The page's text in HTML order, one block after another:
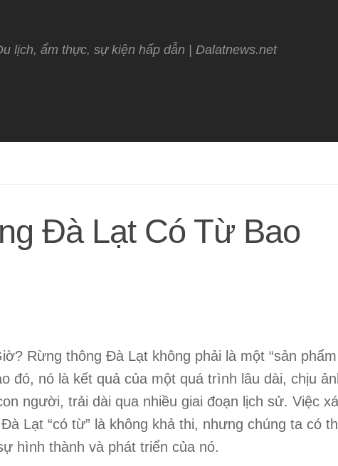
lịch, ẩm thực, sự kiện hấp dẫn | Dalatnews.net
Đà Lạt Có Từ Bao
Rừng thông Đà Lạt không phải là một “sản
đó, nó là kết quả của một quá trình lâu dài, chịu
người, trải dài qua nhiều giai đoạn lịch sử. Việc
Lạt “có từ” là không khả thi, nhưng chúng ta có
hình thành và phát triển của nó.